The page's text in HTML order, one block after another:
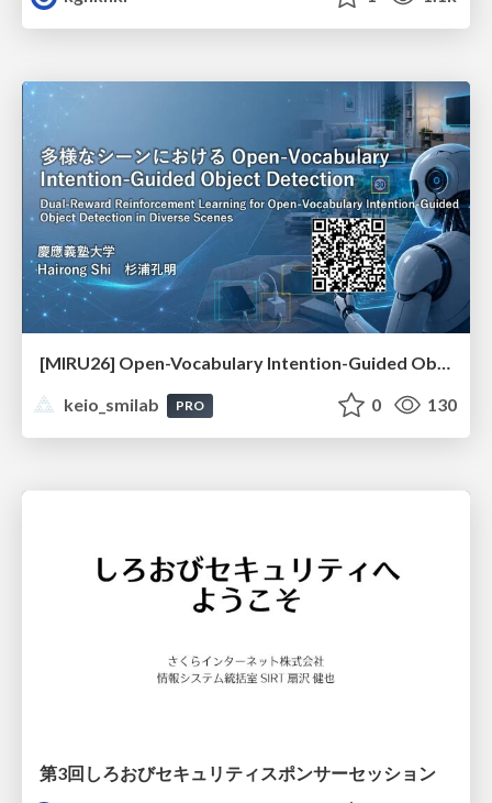
[MIRU26] Open-Vocabulary Intention-Guided Object Detection in Diverse Scenes
keio_smilab
PRO 0 130
第3回しろおびセキュリティスポンサーセッション